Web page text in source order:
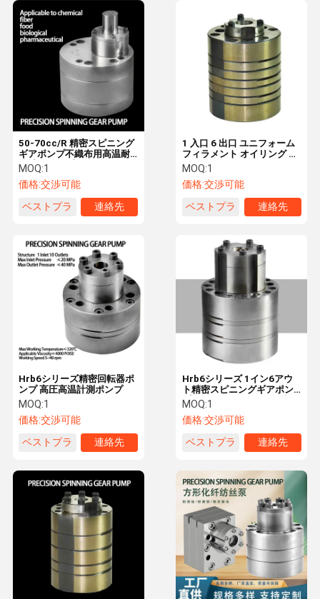
ホーム 企業情報 会社案内
1 入口 6 出口 ユニフォーム
フィラメント オイリング &
メタリングのためのスピニ
ングギアポンプ
MOQ:1
価格:交渉可能
ベストプラ
連絡先
50-70cc/R 精密スピニング
ギアポンプ不織布用高温耐
性計量ポンプ
MOQ:1
価格:交渉可能
ベストプラ
連絡先
Hrb6シリーズ 1イン6アウ
ト精密スピニングギアポン
プ 0.6-6.5cc/Rev 化学繊維
スピニング
MOQ:1
価格:交渉可能
ベストプラ
連絡先
Hrb6シリーズ精密回転器ポ
ンプ 高圧高温計測ポンプ
MOQ:1
価格:交渉可能
ベストプラ
連絡先